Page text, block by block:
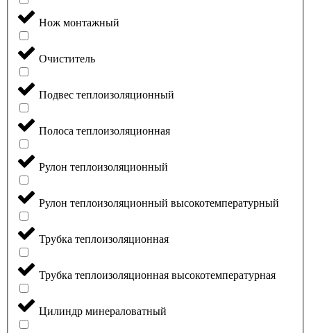
Нож монтажный
Очиститель
Подвес теплоизоляционный
Полоса теплоизоляционная
Рулон теплоизоляционный
Рулон теплоизоляционный высокотемпературный
Трубка теплоизоляционная
Трубка теплоизоляционная высокотемпературная
Цилиндр минераловатный